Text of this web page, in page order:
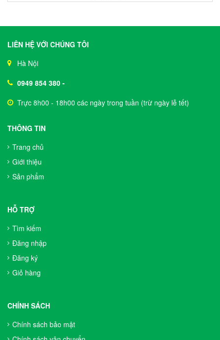
LIÊN HỆ VỚI CHÚNG TÔI
Hà Nội
0949 854 380 -
Trực 8h00 - 18h00 các ngày trong tuần (trừ ngày lễ tết)
THÔNG TIN
Trang chủ
Giới thiệu
Sản phẩm
HỖ TRỢ
Tìm kiếm
Đăng nhập
Đăng ký
Giỏ hàng
CHÍNH SÁCH
Chính sách bảo mật